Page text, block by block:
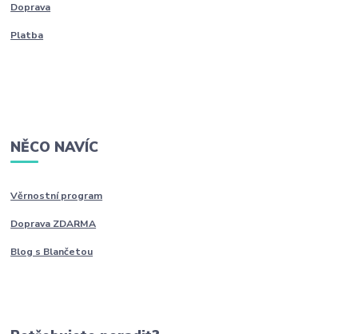
Doprava
Platba
NĚCO NAVÍC
Věrnostní program
Doprava ZDARMA
Blog s Blančetou